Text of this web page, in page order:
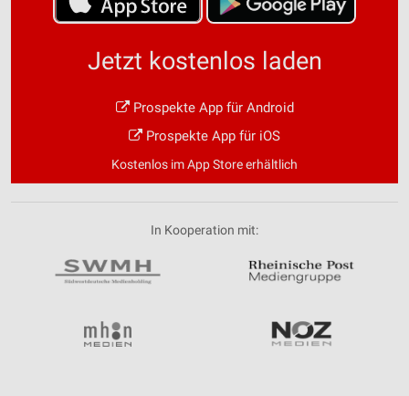
Jetzt kostenlos laden
Prospekte App für Android
Prospekte App für iOS
Kostenlos im App Store erhältlich
In Kooperation mit: